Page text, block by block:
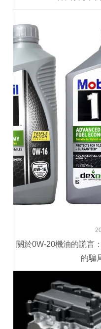
關於0W-20機油的謊言
的騙